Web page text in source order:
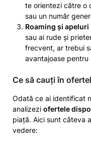
te orientezi către o
sau un număr
Roaming și
sau ai rude și
frecvent, ar trebui
avantajoase pentru
Ce să cauți în
Odată ce ai identificat
analizezi ofertele
piață. Aici sunt câteva
vedere: